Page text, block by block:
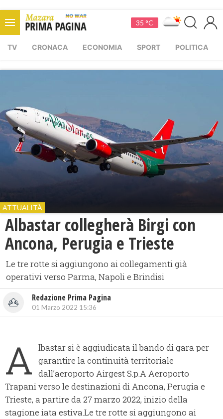
35 °C
TV CRONACA ECONOMIA SPORT POLITICA
ATTUALITÀ
Albastar collegherà Birgi con
Ancona, Perugia e Trieste
Le tre rotte si aggiungono ai collegamenti già
operativi verso Parma, Napoli e Brindisi
Redazione Prima Pagina
01 Marzo 2022 15:36
A lbastar si è aggiudicata il bando di gara per
garantire la continuità territoriale
dall’aeroporto Airgest S.p.A Aeroporto
Trapani verso le destinazioni di Ancona, Perugia e
Trieste, a partire da 27 marzo 2022, inizio della
stagione iata estiva.Le tre rotte si aggiungono ai